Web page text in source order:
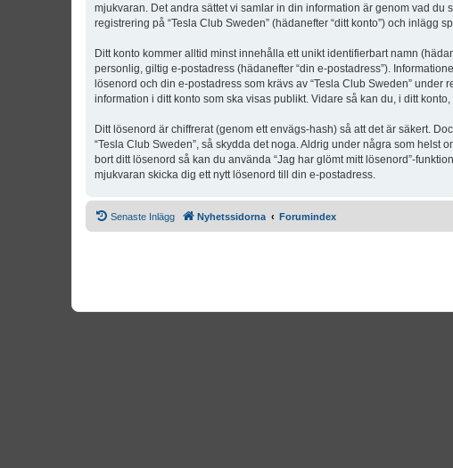
mjukvaran. Det andra sättet vi samlar in din information är genom vad
registrering på “Tesla Club Sweden” (hädanefter “ditt konto”) och
Ditt konto kommer alltid minst innehålla ett unikt identifierbart namn
personlig, giltig e-postadress (hädanefter “din e-postadress”).
lösenord och din e-postadress som krävs av “Tesla Club Sweden”
information i ditt konto som ska visas publikt. Vidare så kan du, i ditt
Ditt lösenord är chiffrerat (genom ett envägs-hash) så att det är säkert.
“Tesla Club Sweden”, så skydda det noga. Aldrig under några som helst
bort ditt lösenord så kan du använda “Jag har glömt mitt lösenord”-
mjukvaran skicka dig ett nytt lösenord till din e-postadress.
Senaste Inlägg Nyhetssidorna Forumindex